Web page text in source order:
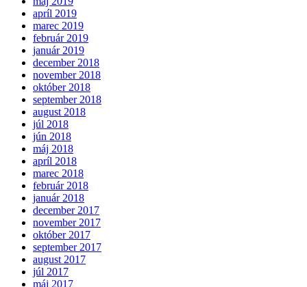
apríl 2019
marec 2019
február 2019
január 2019
december 2018
november 2018
október 2018
september 2018
august 2018
júl 2018
jún 2018
máj 2018
apríl 2018
marec 2018
február 2018
január 2018
december 2017
november 2017
október 2017
september 2017
august 2017
júl 2017
máj 2017